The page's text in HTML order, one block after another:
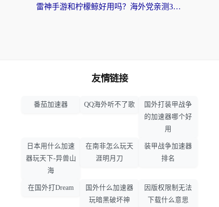
雷神手游和柠檬鲸好用吗？海外党亲测3款回国加速器，教你避开破解VPN坑
友情链接
番茄加速器 QQ海外听不了歌
国外打装甲战争
的加速器哪个好
用
日本用什么加速
器玩天下-异兽山
海
在南非怎么玩天
涯明月刀
装甲战争加速器
排名
在国外打Dream
国外什么加速器
玩暗黑破坏神
因版权限制无法
下载什么意思